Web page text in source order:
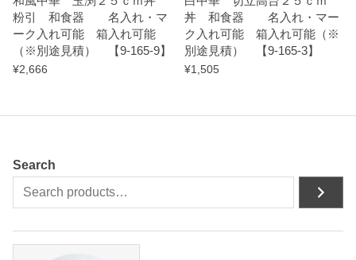
粉引 和食器 名入れ・マ
ーク入れ可能 箱入れ可能
（※別途見積） 【9-165-9】
¥2,666
丼 和食器 名入れ・マー
ク入れ可能 箱入れ可能（※
別途見積） 【9-165-3】
¥1,505
Search